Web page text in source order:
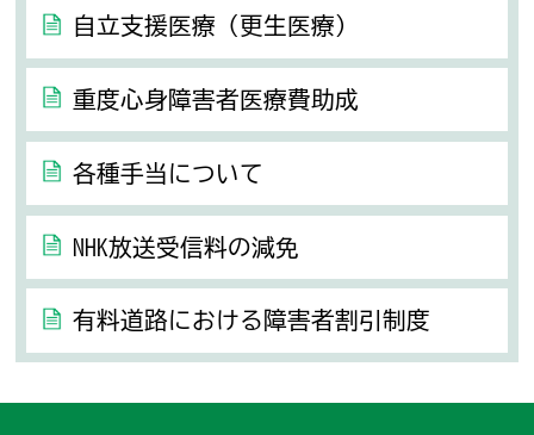
自立支援医療（更生医療）
重度心身障害者医療費助成
各種手当について
NHK放送受信料の減免
有料道路における障害者割引制度